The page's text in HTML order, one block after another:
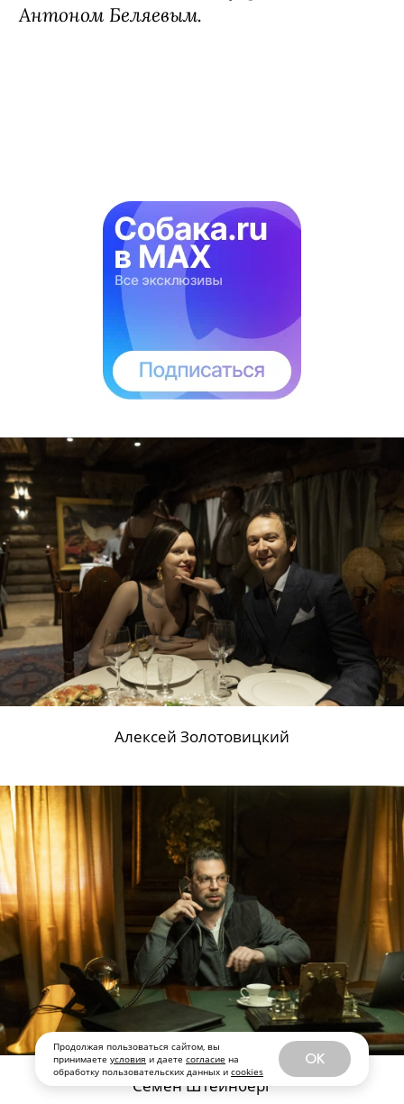
Продолжая пользоваться сайтом, вы
принимаете условия и даете согласие на
обработку пользовательских данных и cookies
OK
Абсолютно уверен, зрители впервые
Антоном Беляевым.
Алексей Золотовицкий